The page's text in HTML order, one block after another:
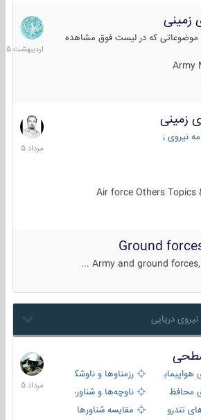
که در لیست فوق مشاهده
27
1405
زمینی
Air force Others
9
مرداد
1405
Ground
Army and ground
و بالگرد بررزمناوها و ناوشکن‌ها
ناوچه‌ها و شناورهای گشتی
تندرو
مقایسه شناورها
2
مرداد
1405